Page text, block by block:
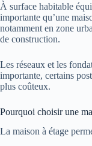
À surface habitable
importante qu’une
notamment en zone
de construction.
Les réseaux et les
importante, certains
plus coûteux.
Pourquoi choisir une
La maison à étage